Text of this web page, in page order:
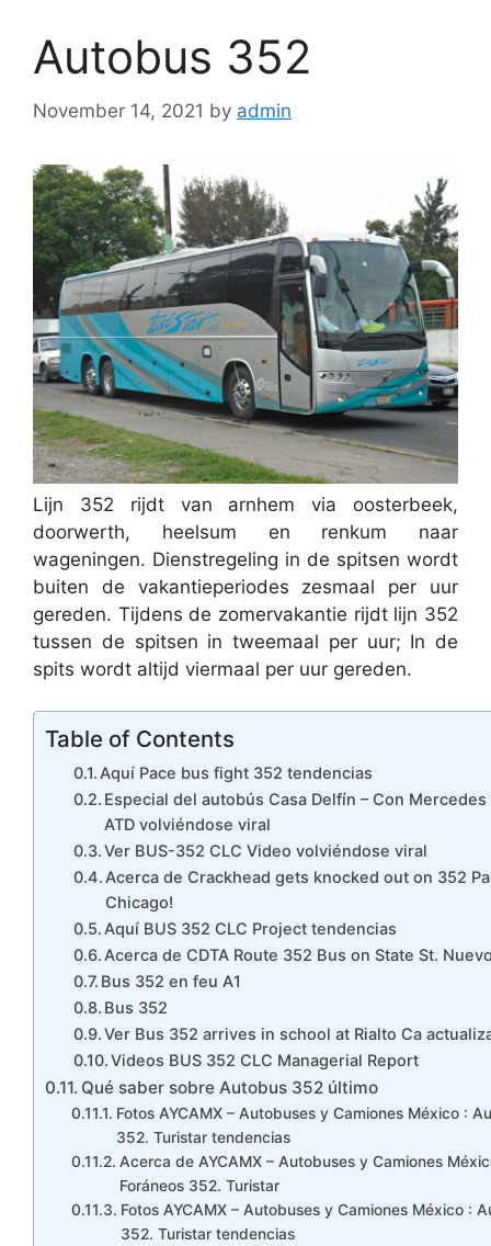
Autobus 352
November 14, 2021 by admin
Lijn 352 rijdt van arnhem via oosterbeek,
doorwerth, heelsum en renkum naar
wageningen. Dienstregeling in de spitsen wordt
buiten de vakantieperiodes zesmaal per uur
gereden. Tijdens de zomervakantie rijdt lijn 352
tussen de spitsen in tweemaal per uur; In de
spits wordt altijd viermaal per uur gereden.
Table of Contents
Aquí Pace bus fight 352 tendencias
Especial del autobús Casa Delfín – Con
ATD volviéndose viral
Ver BUS-352 CLC Video volviéndose viral
Acerca de Crackhead gets knocked out on 352
Chicago!
Aquí BUS 352 CLC Project tendencias
Acerca de CDTA Route 352 Bus on State St.
Bus 352 en feu A1
Bus 352
Ver Bus 352 arrives in school at Rialto Ca
Videos BUS 352 CLC Managerial Report
Qué saber sobre Autobus 352 último
Fotos AYCAMX – Autobuses y Camiones México :
352. Turistar tendencias
Acerca de AYCAMX – Autobuses y Camiones
Foráneos 352. Turistar
Fotos AYCAMX – Autobuses y Camiones México :
352. Turistar tendencias